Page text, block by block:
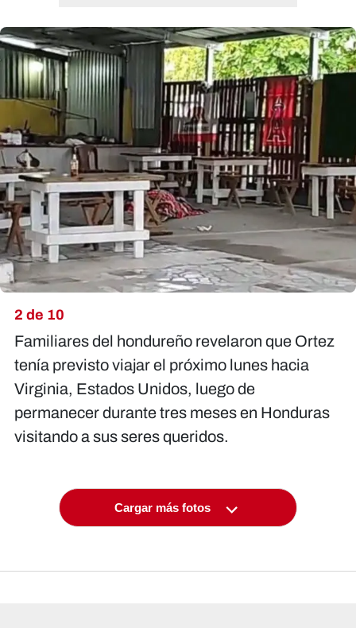
2 de 10
Familiares del hondureño revelaron que Ortez
tenía previsto viajar el próximo lunes hacia
Virginia, Estados Unidos, luego de
permanecer durante tres meses en Honduras
visitando a sus seres queridos.
Cargar más fotos